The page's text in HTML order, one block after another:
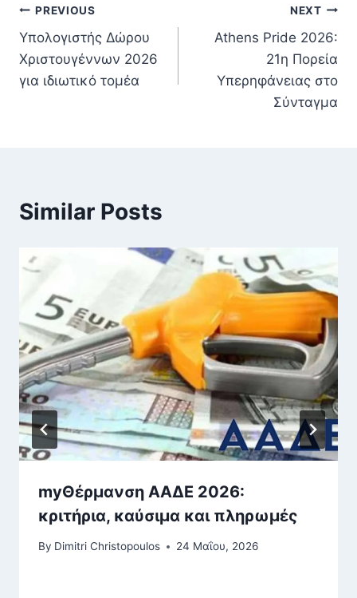
Πλοήγηση
άρθρων
PREVIOUS
Υπολογιστής Δώρου
Χριστουγέννων 2026
για ιδιωτικό τομέα
NEXT
Athens Pride 2026:
21η Πορεία
Υπερηφάνειας στο
Σύνταγμα
Similar Posts
myΘέρμανση ΑΑΔΕ 2026:
κριτήρια, καύσιμα και πληρωμές
By Dimitri Christopoulos 24 Μαΐου, 2026